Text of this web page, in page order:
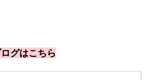
グはこちら